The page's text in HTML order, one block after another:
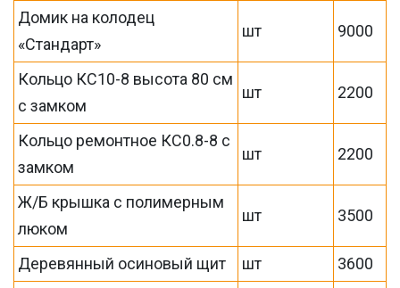
Домик на колодец
«Стандарт»
шт 9000
Кольцо КС10-8 высота 80 см
с замком
шт 2200
Кольцо ремонтное КС0.8-8 с
замком
шт 2200
Ж/Б крышка с полимерным
люком
шт 3500
Деревянный осиновый щит шт
3600